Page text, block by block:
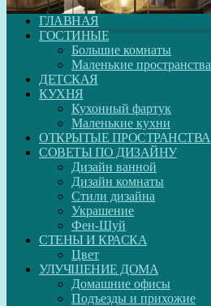
ГЛАВНАЯ
ГОСТИНЫЕ
Большие комнаты
Маленькие пространства
ДЕТСКАЯ
КУХНЯ
Кухонный фартук
Маленькие кухни
ОТКРЫТЫЕ ПРОСТРАНСТВА
СОВЕТЫ ПО ДИЗАЙНУ
Дизайн ванной
Дизайн комнаты
Стили дизайна
Украшение
Фен-Шуй
СТЕНЫ И КРАСКА
Цвет
УЛУЧШЕНИЕ ДОМА
Домашние офисы
Подъезды и прихожие